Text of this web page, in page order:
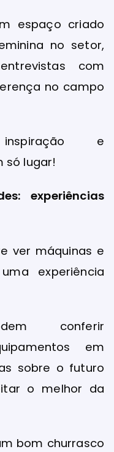
espaço criado
no setor,
com
no campo
e
só lugar!
experiências
ver máquinas e
experiência
conferir
em
sobre o futuro
o melhor da
bom churrasco